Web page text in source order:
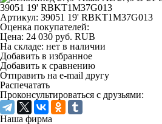
Артикул: 39051 19' RBKT1M37G013
Оценка покупателей:
Цена: 24 030 руб. RUB
На складе: нет в наличии
Добавить в избранное
Добавить к сравнению
Отправить на e-mail другу
Распечатать
Проконсультироваться с друзьями:
Наша фирма